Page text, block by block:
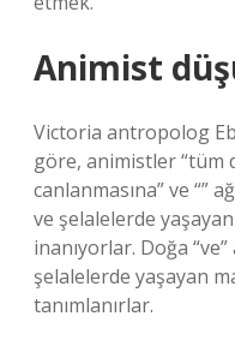
Animist
Victoria antropolog Eb
göre, animistler “tüm
canlanmasına” ve “”
ve şelalelerde
inanıyorlar. Doğa
şelalelerde yaşayan
tanımlanırlar.